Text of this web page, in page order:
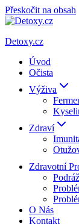
Přeskočit na obsah
Detoxy.cz
Úvod
Očista
Výživa
Zdraví
Zdravotní
O Nás
Kontakt